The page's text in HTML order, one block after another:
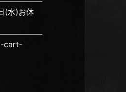
(水)お休
-cart-